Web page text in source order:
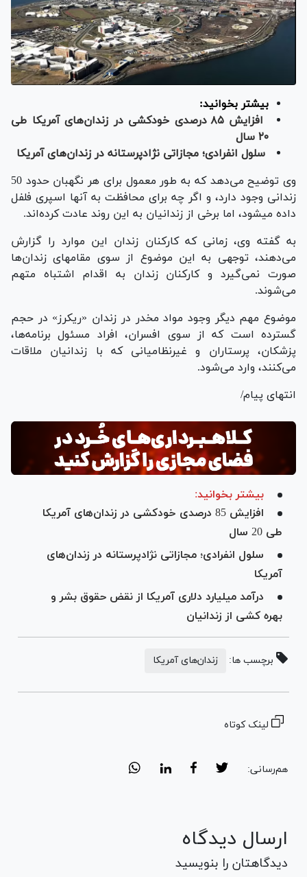
بیشتر بخوانید:
افزایش ۸۵ درصدی خودکشی در زندان‌های آمریکا طی
۲۰ سال
سلول انفرادی؛ مجازاتی نژادپرستانه در زندان‌های آمریکا
وی توضیح می‌دهد که به طور معمول برای هر نگهبان حدود 50
زندانی وجود دارد، و اگر چه برای محافظت به آنها اسپری فلفل
داده می‎شود، اما برخی از زندانیان به این روند عادت کرده‌اند.
به گفته وی، زمانی که کارکنان زندان این موارد را گزارش
می‌دهند، توجهی به این موضوع از سوی مقام‎های زندان‌ها
صورت نمی‌گیرد و کارکنان زندان به اقدام اشتباه متهم
می‌شوند.
موضوع مهم دیگر وجود مواد مخدر در زندان «ریکرز» در حجم
گسترده است که از سوی افسران، افراد مسئول برنامه‌ها،
پزشکان، پرستاران و غیرنظامیانی که با زندانیان ملاقات
می‌کنند، وارد می‌شود.
انتهای پیام/
بیشتر بخوانید:
افزایش 85 درصدی خودکشی در زندان‌های آمریکا
طی 20 سال
سلول انفرادی؛ مجازاتی نژادپرستانه در زندان‌های
آمریکا
درآمد میلیارد دلاری آمریکا از نقض حقوق بشر و
بهره کشی از زندانیان
برچسب ها: زندان‌های آمریکا
لینک کوتاه
هم‌رسانی:
ارسال دیدگاه
دیدگاهتان را بنویسید